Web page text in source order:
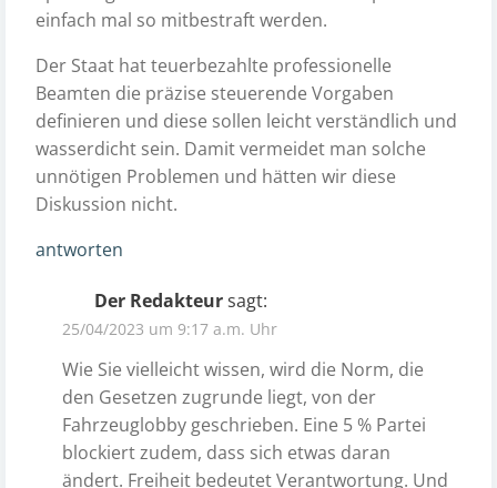
einfach mal so mitbestraft werden.
Der Staat hat teuerbezahlte professionelle
Beamten die präzise steuerende Vorgaben
definieren und diese sollen leicht verständlich und
wasserdicht sein. Damit vermeidet man solche
unnötigen Problemen und hätten wir diese
Diskussion nicht.
antworten
Der Redakteursagt:
25/04/2023 um 9:17 a.m. Uhr
Wie Sie vielleicht wissen, wird die Norm, die
den Gesetzen zugrunde liegt, von der
Fahrzeuglobby geschrieben. Eine 5 % Partei
blockiert zudem, dass sich etwas daran
ändert. Freiheit bedeutet Verantwortung. Und